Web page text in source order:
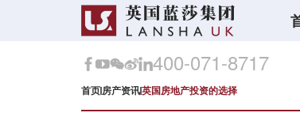
400-071-8717
首页房产资讯英国房地产投资的选择